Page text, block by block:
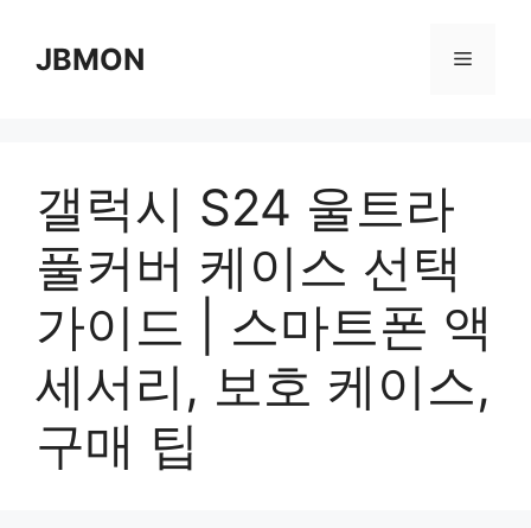
contentJBMON Menu
갤럭시 S24 울트라
풀커버 케이스 선택
가이드 | 스마트폰 액
세서리, 보호 케이스,
구매 팁